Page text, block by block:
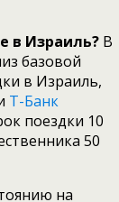
в Израиль? В
базовой
в Израиль,
Т-Банк
поездки 10
50
на